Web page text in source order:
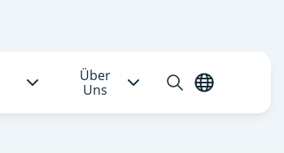
Über
Uns
SucheDeutsch